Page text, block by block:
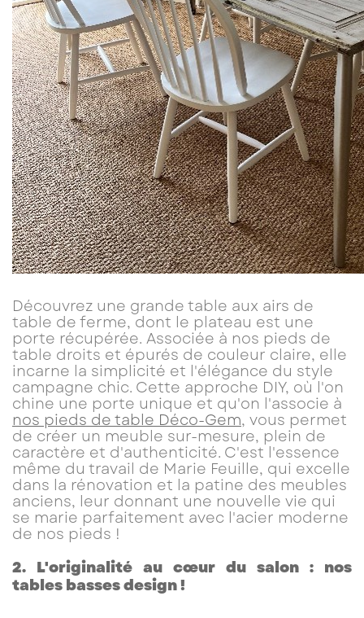
Découvrez une grande table aux airs de
table de ferme, dont le plateau est une
porte récupérée. Associée à nos pieds de
table droits et épurés de couleur claire, elle
incarne la simplicité et l'élégance du style
campagne chic. Cette approche DIY, où l'on
chine une porte unique et qu'on l'associe à
nos pieds de table Déco-Gem, vous permet
de créer un meuble sur-mesure, plein de
caractère et d'authenticité. C'est l'essence
même du travail de Marie Feuille, qui excelle
dans la rénovation et la patine des meubles
anciens, leur donnant une nouvelle vie qui
se marie parfaitement avec l'acier moderne
de nos pieds !
2. L'originalité au cœur du salon : nos
tables basses design !